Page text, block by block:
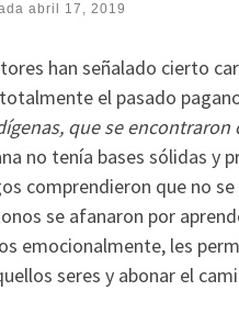
abril 17, 2019
han señalado cierto
el pasado
que se
no tenía bases sólidas y
comprendieron que no
se afanaron por
emocionalmente, les
seres y abonar el